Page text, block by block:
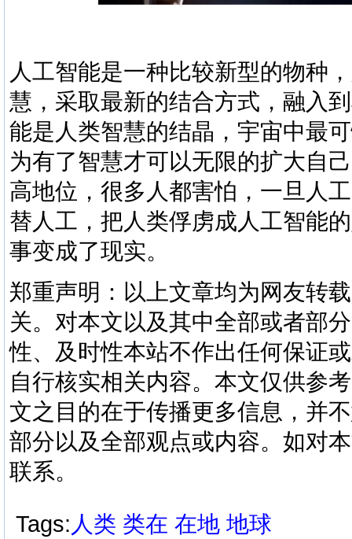
人工智能是一种比较新型的物种
慧，采取最新的结合方式，融入
能是人类智慧的结晶，宇宙中最
为有了智慧才可以无限的扩大自
高地位，很多人都害怕，一旦人
替人工，把人类俘虏成人工智能
事变成了现实。
郑重声明：以上文章均为网友转
关。对本文以及其中全部或者部
性、及时性本站不作出任何保证
自行核实相关内容。本文仅供参
文之目的在于传播更多信息，并
部分以及全部观点或内容。如对
联系。
Tags: 人类 类在 在地 地球